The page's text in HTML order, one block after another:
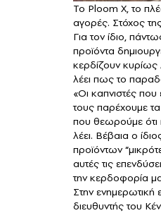
Το Ploom X, το
αγορές. Στόχος
Για τον ίδιο,
προϊόντα
κερδίζουν κυρίως
λέει πως το
«Οι καπνιστές
τους παρέχουμε τα
που θεωρούμε ότι
λέει. Βέβαια ο
προϊόντων
αυτές τις
την κερδοφορία
Στην ενημερωτική
διευθυντής του